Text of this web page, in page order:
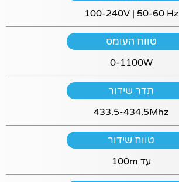
100-240V | 50-60 Hz
טווח העומס
0-1100W
תדר שידור
433.5-434.5Mhz
טווח שידור
עד 100m
חוויית
משתמש
כדי שהאתר
מיטבית, חלק
מהתוכן
סרטוני
YouTube, גוגל
מפס ותכונות
שימוש בעוגיות